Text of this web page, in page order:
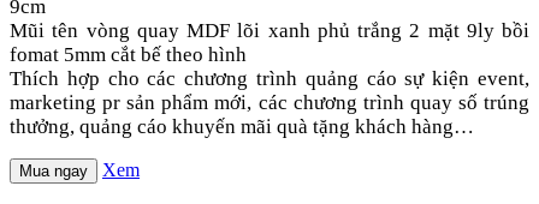
9cm
Mũi tên vòng quay MDF lõi xanh phủ trắng 2 mặt 9ly bồi
fomat 5mm cắt bế theo hình
Thích hợp cho các chương trình quảng cáo sự kiện event,
marketing pr sản phẩm mới, các chương trình quay số trúng
thưởng, quảng cáo khuyến mãi quà tặng khách hàng…
Mua ngay Xem